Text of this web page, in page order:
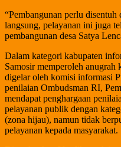
“Pembangunan perlu disentuh
langsung, pelayanan ini juga
pembangunan desa Satya
Dalam kategori kabupaten
Samosir memperoleh
digelar oleh komisi informasi
penilaian Ombudsman RI,
mendapat penghargaan
pelayanan publik dengan
(zona hijau), namun tidak
pelayanan kepada masyarakat.